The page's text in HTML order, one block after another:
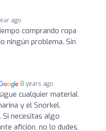
ago
comprando ropa
ningún problema. Sin
8 years ago
cualquier material
y el Snorkel.
necesitas algo
afición, no lo dudes,